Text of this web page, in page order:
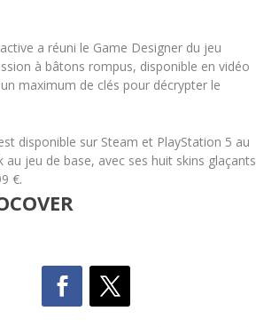
a réuni le Game Designer du jeu
à bâtons rompus, disponible en vidéo
maximum de clés pour décrypter le
disponible sur Steam et PlayStation 5 au
jeu de base, avec ses huit skins glaçants
€.